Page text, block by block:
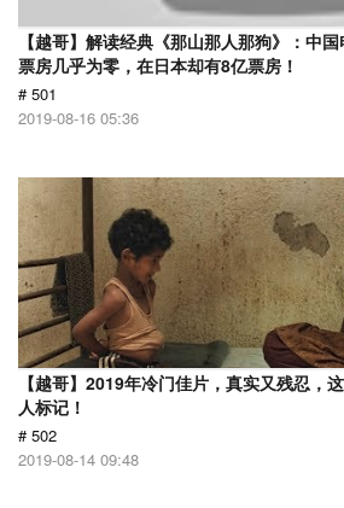
【越哥】解读经典《那山那人那狗》：中
票房几乎为零，在日本却有8亿票房！
# 501
2019-08-16 05:36
【越哥】2019年冷门佳片，真实又残忍，
人标记！
# 502
2019-08-14 09:48